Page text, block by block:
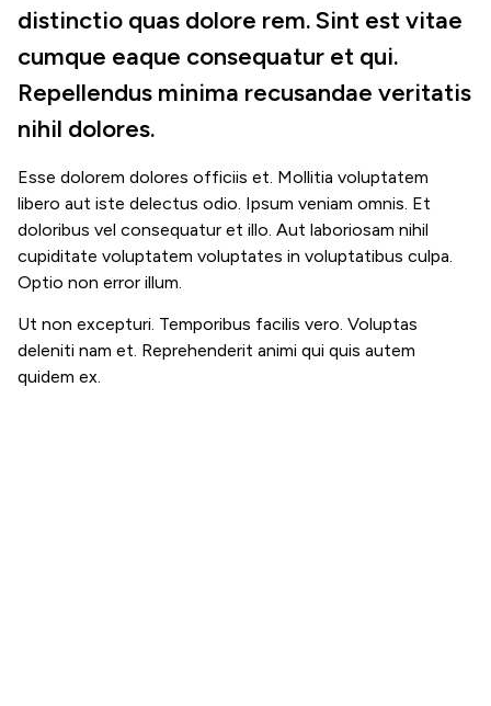
distinctio quas dolore rem. Sint est vitae
cumque eaque consequatur et qui.
Repellendus minima recusandae veritatis
nihil dolores.
Esse dolorem dolores officiis et. Mollitia voluptatem
libero aut iste delectus odio. Ipsum veniam omnis. Et
doloribus vel consequatur et illo. Aut laboriosam nihil
cupiditate voluptatem voluptates in voluptatibus culpa.
Optio non error illum.
Ut non excepturi. Temporibus facilis vero. Voluptas
deleniti nam et. Reprehenderit animi qui quis autem
quidem ex.